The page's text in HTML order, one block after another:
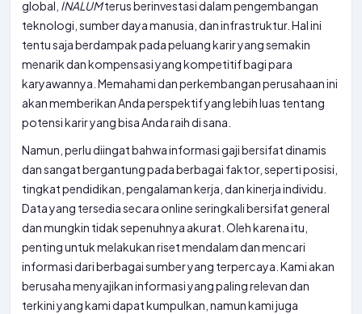
global, INALUMterus berinvestasi dalam pengembangan
teknologi, sumber daya manusia, dan infrastruktur. Hal ini
tentu saja berdampak pada peluang karir yang semakin
menarik dan kompensasi yang kompetitif bagi para
karyawannya. Memahami dan perkembangan perusahaan ini
akan memberikan Anda perspektif yang lebih luas tentang
potensi karir yang bisa Anda raih di sana.
Namun, perlu diingat bahwa informasi gaji bersifat dinamis
dan sangat bergantung pada berbagai faktor, seperti posisi,
tingkat pendidikan, pengalaman kerja, dan kinerja individu.
Data yang tersedia secara online seringkali bersifat general
dan mungkin tidak sepenuhnya akurat. Oleh karena itu,
penting untuk melakukan riset mendalam dan mencari
informasi dari berbagai sumber yang terpercaya. Kami akan
berusaha menyajikan informasi yang paling relevan dan
terkini yang kami dapat kumpulkan, namun kami juga